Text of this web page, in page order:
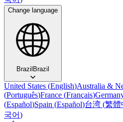
Change language
BrazilBrazil
United States (English)Australia &
(Português)France (Français)
(Español)Spain (Español)台湾 (繁體
국어)